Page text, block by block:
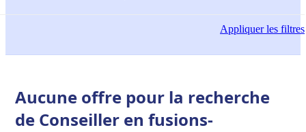
Appliquerles filtres
Aucune offre pour la recherche
de Conseiller en fusions-